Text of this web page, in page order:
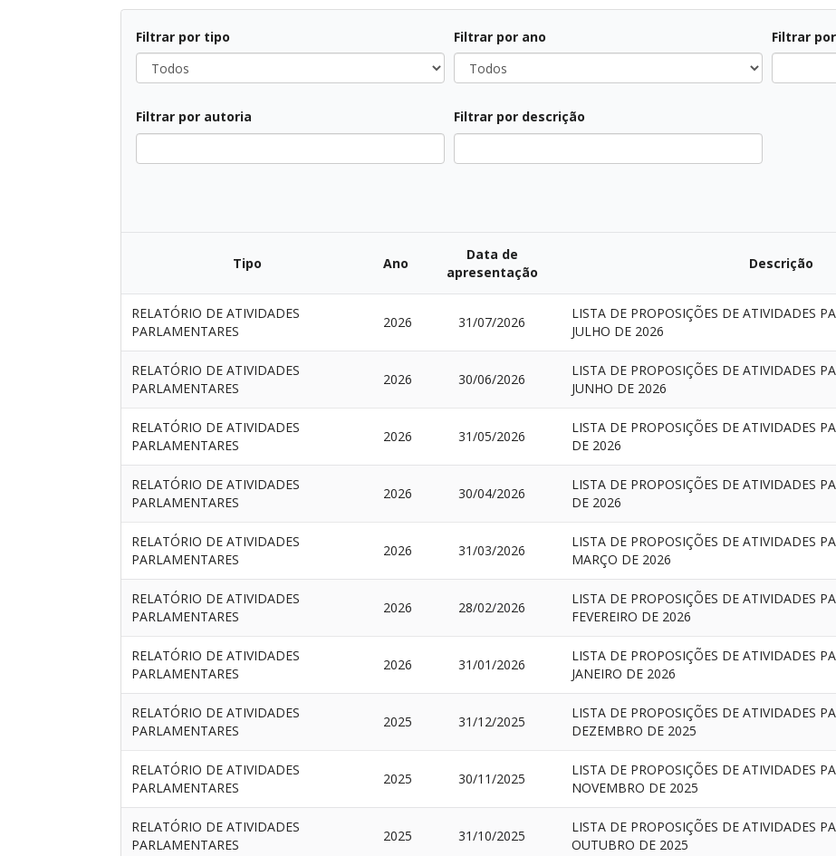
Filtrar por tipo Filtrar por ano Filtrar
Filtrar por autoria Filtrar por descrição
Tipo Ano
Data de
apresentação
Descrição
RELATÓRIO DE ATIVIDADES
PARLAMENTARES
2026 31/07/2026
LISTA DE PROPOSIÇÕES DE ATIVIDADES
JULHO DE 2026
RELATÓRIO DE ATIVIDADES
PARLAMENTARES
2026 30/06/2026
LISTA DE PROPOSIÇÕES DE ATIVIDADES
JUNHO DE 2026
RELATÓRIO DE ATIVIDADES
PARLAMENTARES
2026 31/05/2026
LISTA DE PROPOSIÇÕES DE ATIVIDADES
DE 2026
RELATÓRIO DE ATIVIDADES
PARLAMENTARES
2026 30/04/2026
LISTA DE PROPOSIÇÕES DE ATIVIDADES
DE 2026
RELATÓRIO DE ATIVIDADES
PARLAMENTARES
2026 31/03/2026
LISTA DE PROPOSIÇÕES DE ATIVIDADES
MARÇO DE 2026
RELATÓRIO DE ATIVIDADES
PARLAMENTARES
2026 28/02/2026
LISTA DE PROPOSIÇÕES DE ATIVIDADES
FEVEREIRO DE 2026
RELATÓRIO DE ATIVIDADES
PARLAMENTARES
2026 31/01/2026
LISTA DE PROPOSIÇÕES DE ATIVIDADES
JANEIRO DE 2026
RELATÓRIO DE ATIVIDADES
PARLAMENTARES
2025 31/12/2025
LISTA DE PROPOSIÇÕES DE ATIVIDADES
DEZEMBRO DE 2025
RELATÓRIO DE ATIVIDADES
PARLAMENTARES
2025 30/11/2025
LISTA DE PROPOSIÇÕES DE ATIVIDADES
NOVEMBRO DE 2025
RELATÓRIO DE ATIVIDADES
PARLAMENTARES
2025 31/10/2025
LISTA DE PROPOSIÇÕES DE ATIVIDADES
OUTUBRO DE 2025